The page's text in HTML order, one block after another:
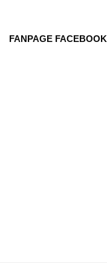
FANPAGE FACEBOOK